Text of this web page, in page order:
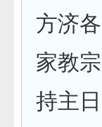
方济
家教
持主